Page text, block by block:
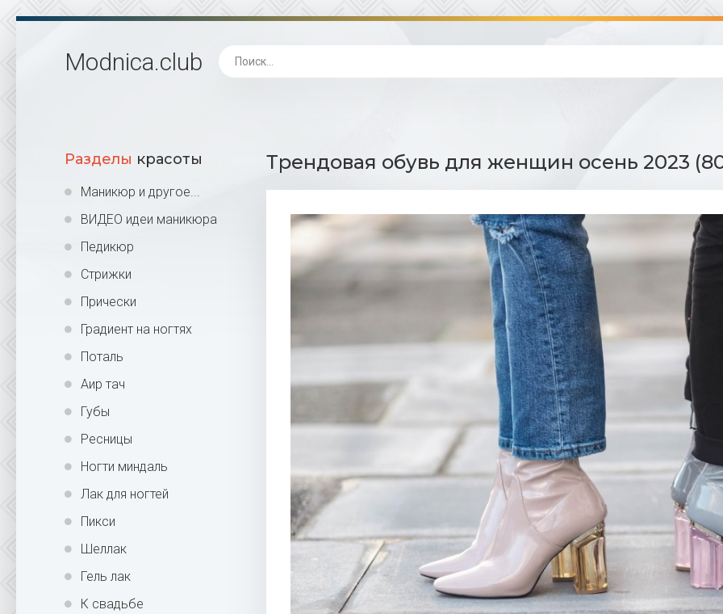
Modnica.club
Разделы красоты
Маникюр и другое...
ВИДЕО идеи маникюра
Педикюр
Стрижки
Прически
Градиент на ногтях
Поталь
Аир тач
Губы
Ресницы
Ногти миндаль
Лак для ногтей
Пикси
Шеллак
Гель лак
К свадьбе
Трендовая обувь для женщин осень 2023